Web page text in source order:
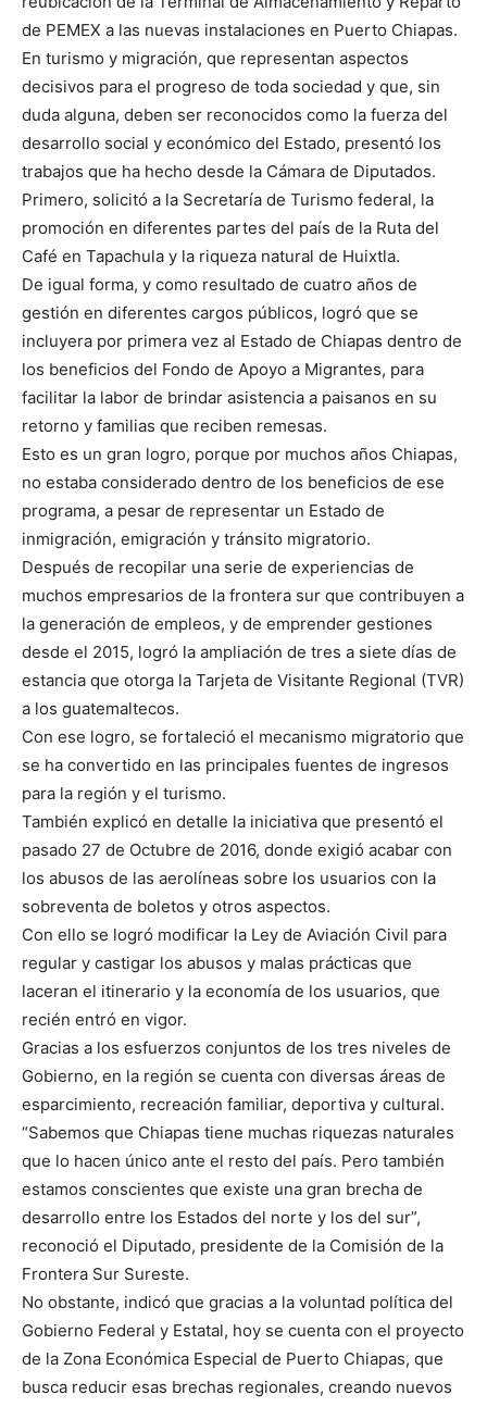
de PEMEX a las nuevas instalaciones en Puerto Chiapas.
En turismo y migración, que representan aspectos
decisivos para el progreso de toda sociedad y que, sin
duda alguna, deben ser reconocidos como la fuerza del
desarrollo social y económico del Estado, presentó los
trabajos que ha hecho desde la Cámara de Diputados.
Primero, solicitó a la Secretaría de Turismo federal, la
promoción en diferentes partes del país de la Ruta del
Café en Tapachula y la riqueza natural de Huixtla.
De igual forma, y como resultado de cuatro años de
gestión en diferentes cargos públicos, logró que se
incluyera por primera vez al Estado de Chiapas dentro de
los beneficios del Fondo de Apoyo a Migrantes, para
facilitar la labor de brindar asistencia a paisanos en su
retorno y familias que reciben remesas.
Esto es un gran logro, porque por muchos años Chiapas,
no estaba considerado dentro de los beneficios de ese
programa, a pesar de representar un Estado de
inmigración, emigración y tránsito migratorio.
Después de recopilar una serie de experiencias de
muchos empresarios de la frontera sur que contribuyen a
la generación de empleos, y de emprender gestiones
desde el 2015, logró la ampliación de tres a siete días de
estancia que otorga la Tarjeta de Visitante Regional (TVR)
a los guatemaltecos.
Con ese logro, se fortaleció el mecanismo migratorio que
se ha convertido en las principales fuentes de ingresos
para la región y el turismo.
También explicó en detalle la iniciativa que presentó el
pasado 27 de Octubre de 2016, donde exigió acabar con
los abusos de las aerolíneas sobre los usuarios con la
sobreventa de boletos y otros aspectos.
Con ello se logró modificar la Ley de Aviación Civil para
regular y castigar los abusos y malas prácticas que
laceran el itinerario y la economía de los usuarios, que
recién entró en vigor.
Gracias a los esfuerzos conjuntos de los tres niveles de
Gobierno, en la región se cuenta con diversas áreas de
esparcimiento, recreación familiar, deportiva y cultural.
“Sabemos que Chiapas tiene muchas riquezas naturales
que lo hacen único ante el resto del país. Pero también
estamos conscientes que existe una gran brecha de
desarrollo entre los Estados del norte y los del sur”,
reconoció el Diputado, presidente de la Comisión de la
Frontera Sur Sureste.
No obstante, indicó que gracias a la voluntad política del
Gobierno Federal y Estatal, hoy se cuenta con el proyecto
de la Zona Económica Especial de Puerto Chiapas, que
busca reducir esas brechas regionales, creando nuevos